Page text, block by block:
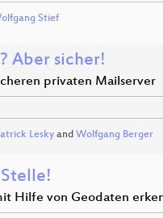
Stief
Aber sicher!
privaten Mailserver
Lesky and Wolfgang Berger
Hilfe von Geodaten